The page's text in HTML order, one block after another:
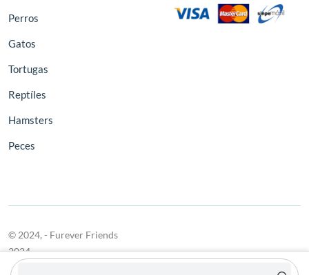
Perros
Gatos
Tortugas
Reptíles
Hamsters
Peces
© 2024, - Furever Friends
2024